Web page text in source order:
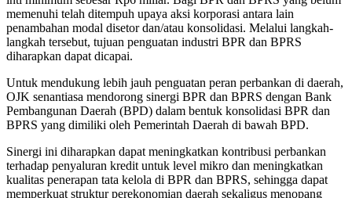
memenuhi telah ditempuh upaya aksi korporasi antara lain
penambahan modal disetor dan/atau konsolidasi. Melalui langkah-
langkah tersebut, tujuan penguatan industri BPR dan BPRS
diharapkan dapat dicapai.
Untuk mendukung lebih jauh penguatan peran perbankan di daerah,
OJK senantiasa mendorong sinergi BPR dan BPRS dengan Bank
Pembangunan Daerah (BPD) dalam bentuk konsolidasi BPR dan
BPRS yang dimiliki oleh Pemerintah Daerah di bawah BPD.
Sinergi ini diharapkan dapat meningkatkan kontribusi perbankan
terhadap penyaluran kredit untuk level mikro dan meningkatkan
kualitas penerapan tata kelola di BPR dan BPRS, sehingga dapat
memperkuat struktur perekonomian daerah sekaligus menopang